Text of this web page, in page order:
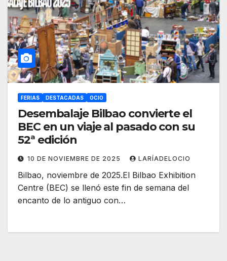
FERIAS DESTACADAS OCIO
Desembalaje Bilbao convierte el
BEC en un viaje al pasado con su
52ª edición
10 DE NOVIEMBRE DE 2025 LARÍADELOCIO
Bilbao, noviembre de 2025.El Bilbao Exhibition
Centre (BEC) se llenó este fin de semana del
encanto de lo antiguo con…